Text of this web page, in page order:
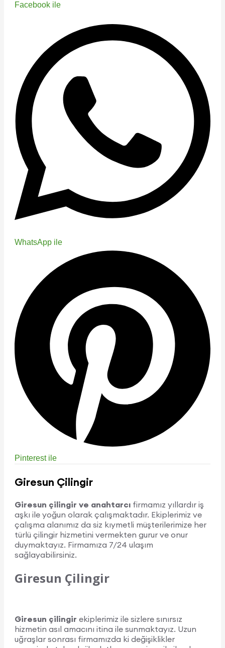
Facebook ile
WhatsApp ile
Pinterest ile
Giresun Çilingir
Giresun çilingir ve anahtarcı firmamız yıllardır iş
aşkı ile yoğun olarak çalışmaktadır. Ekiplerimiz ve
çalışma alanımız da siz kıymetli müşterilerimize her
türlü çilingir hizmetini vermekten gurur ve onur
duymaktayız. Firmamıza 7/24 ulaşım
sağlayabilirsiniz.
Giresun Çilingir
Giresun çilingir ekiplerimiz ile sizlere sınırsız
hizmetin asıl amacını itina ile sunmaktayız. Uzun
uğraşlar sonrası firmamızda ki değişiklikler